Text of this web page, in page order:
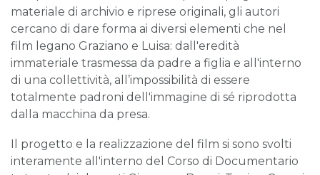
materiale di archivio e riprese originali, gli autori
cercano di dare forma ai diversi elementi che nel
film legano Graziano e Luisa: dall'eredità
immateriale trasmessa da padre a figlia e all'interno
di una collettività, all’impossibilità di essere
totalmente padroni dell'immagine di sé riprodotta
dalla macchina da presa.
Il progetto e la realizzazione del film si sono svolti
interamente all'interno del Corso di Documentario